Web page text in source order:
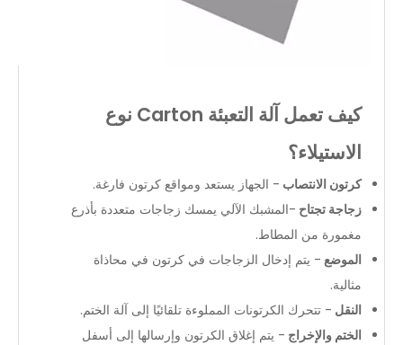
كيف تعمل آلة التعبئة Carton نوع
الاستيلاء؟
كرتون الانتصاب - الجهاز يستعد ومواقع كرتون فارغة.
زجاجة تجتاح -المشبك الآلي يمسك زجاجات متعددة بأذرع
مغمورة من المطاط.
الموضع - يتم إدخال الزجاجات في كرتون في محاذاة
مثالية.
النقل - تتحرك الكرتونات المملوءة تلقائيًا إلى آلة الختم.
الختم والإخراج - يتم إغلاق الكرتون وإرسالها إلى أسفل